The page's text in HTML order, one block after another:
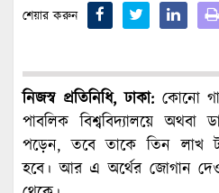
শেয়ার করুন
নিজস্ব প্রতিনিধি, ঢাকা:কোনো
পাবলিক বিশ্ববিদ্যালয়ে অথবা
পড়েন, তবে তাকে তিন লাখ
হবে। আর এ অর্থের জোগান